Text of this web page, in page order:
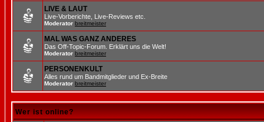
LIVE & LAUT
Live-Vorberichte, Live-Reviews etc.
Moderator breitmeister
MAL WAS GANZ ANDERES
Das Off-Topic-Forum. Erklärt uns die Welt!
Moderator breitmeister
PERSONENKULT
Alles rund um Bandmitglieder und Ex-Breite
Moderator breitmeister
Wer ist online?